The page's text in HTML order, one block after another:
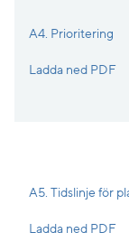
A4. Prioritering
Ladda ned PDF
A5. Tidslinje för
Ladda ned PDF